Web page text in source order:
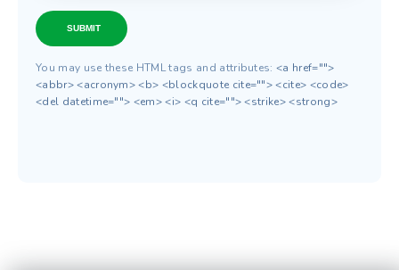
SUBMIT
You may use these HTML tags and attributes:<a href="">
<abbr> <acronym> <b> <blockquote cite=""> <cite> <code>
<del datetime=""> <em> <i> <q cite=""> <strike> <strong>